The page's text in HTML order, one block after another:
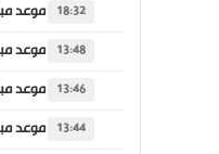
18:32
13:48
13:46
13:44